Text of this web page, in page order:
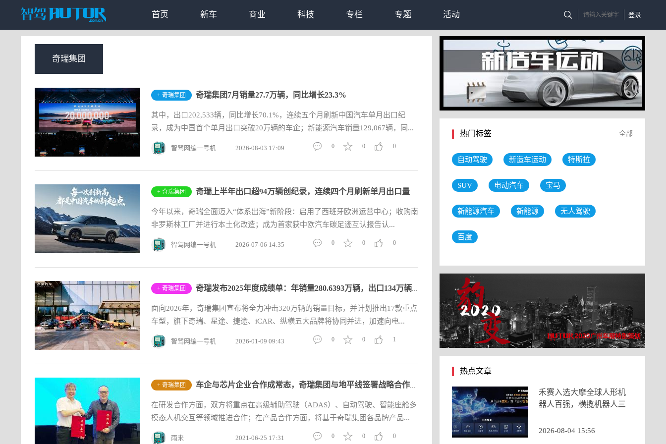
登录
首页 新车 商业 科技 专栏 专题 活动
奇瑞集团
+ 奇瑞集团 奇瑞集团7月销量27.7万辆，同比增长23.3%
其中，出口202,533辆，同比增长70.1%，连续五个月刷新中国汽车单月出口纪
录，成为中国首个单月出口突破20万辆的车企；新能源汽车销量129,067辆，同...
智驾网编一号机 2026-08-03 17:09 0
0
0
+ 奇瑞集团 奇瑞上半年出口超94万辆创纪录，连续四个月刷新单月出口量
今年以来，奇瑞全面迈入“体系出海”新阶段：启用了西班牙欧洲运营中心；收购南
非罗斯林工厂并进行本土化改造；成为首家获中欧汽车碳足迹互认报告认...
智驾网编一号机 2026-07-06 14:35 0
0
0
+ 奇瑞集团 奇瑞发布2025年度成绩单：年销量280.6393万辆，出口134万辆，四
面向2026年，奇瑞集团宣布将全力冲击320万辆的销量目标，并计划推出17款重点
车型，旗下奇瑞、星途、捷途、iCAR、纵横五大品牌将协同并进，加速向电...
智驾网编一号机 2026-01-09 09:43 1
0
0
+ 奇瑞集团 车企与芯片企业合作成常态，奇瑞集团与地平线签署战略合作协议
在研发合作方面，双方将重点在高级辅助驾驶（ADAS）、自动驾驶、智能座舱多
模态人机交互等领域推进合作；在产品合作方面，将基于奇瑞集团各品牌产品...
雨来 2021-06-25 17:31 0
0
0
热门标签 全部
自动驾驶 新造车运动 特斯拉
SUV 电动汽车 宝马
新能源汽车 新能源 无人驾驶
百度
热点文章
禾赛入选大摩全球人形机
器人百强，横揽机器人三
2026-08-04 15:56